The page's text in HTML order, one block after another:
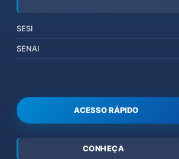
SESI
SENAI
ACESSO RÁPIDO
CONHEÇA